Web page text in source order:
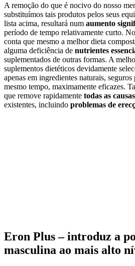
A remoção do que é nocivo do nosso
substituímos tais produtos pelos seus
lista acima, resultará num aumento
período de tempo relativamente curto.
conta que mesmo a melhor dieta
alguma deficiência de nutrientes
suplementados de outras formas. A
suplementos dietéticos devidamente
apenas em ingredientes naturais, seguros
mesmo tempo, maximamente eficazes.
que remove rapidamente todas as
existentes, incluindo problemas de
Eron Plus – introduz a
masculina ao mais alto